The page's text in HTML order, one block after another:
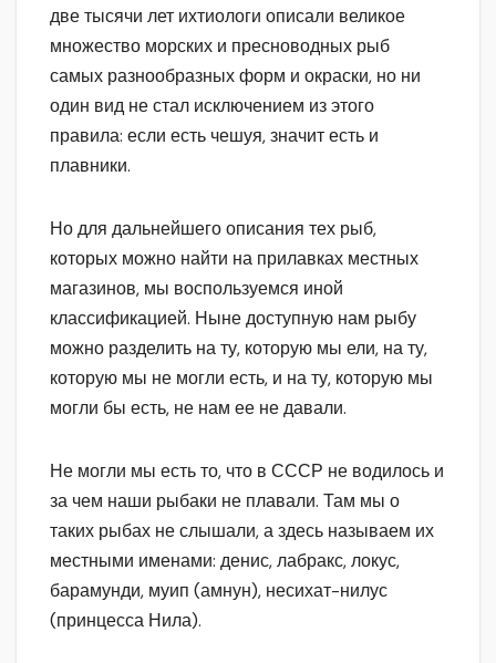
две тысячи лет ихтиологи описали великое
множество морских и пресноводных рыб
самых разнообразных форм и окраски, но ни
один вид не стал исключением из этого
правила: если есть чешуя, значит есть и
плавники.
Но для дальнейшего описания тех рыб,
которых можно найти на прилавках местных
магазинов, мы воспользуемся иной
классификацией. Ныне доступную нам рыбу
можно разделить на ту, которую мы ели, на ту,
которую мы не могли есть, и на ту, которую мы
могли бы есть, не нам ее не давали.
Не могли мы есть то, что в СССР не водилось и
за чем наши рыбаки не плавали. Там мы о
таких рыбах не слышали, а здесь называем их
местными именами: денис, лабракс, локус,
барамунди, муип (амнун), несихат-нилус
(принцесса Нила).